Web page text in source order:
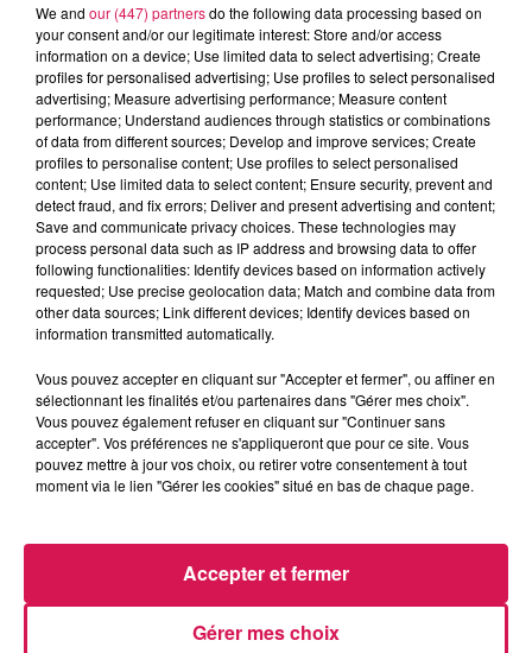
6h00 - 9h00
Le réveil de Canal FM
8h44
8h44
WOMACK
Teardrops
8h39
8h39
CHRISTOPHE WILLEM
Systaime
8h35
8h35
SHAKIRA
Underneath The
Clothes
LES ARTICLES LES PLUS CONSULTÉS
D'ORAGES CE LUNDI EN
We and our (447) partnersdo the following data processing based on
your consent and/or our legitimate interest: Store and/or access
information on a device; Use limited data to select advertising; Create
profiles for personalised advertising; Use profiles to select personalised
advertising; Measure advertising performance; Measure content
performance; Understand audiences through statistics or combinations
of data from different sources; Develop and improve services; Create
profiles to personalise content; Use profiles to select personalised
content; Use limited data to select content; Ensure security, prevent and
detect fraud, and fix errors; Deliver and present advertising and content;
Save and communicate privacy choices. These technologies may
process personal data such as IP address and browsing data to offer
following functionalities: Identify devices based on information actively
requested; Use precise geolocation data; Match and combine data from
other data sources; Link different devices; Identify devices based on
information transmitted automatically.
Vous pouvez accepter en cliquant sur "Accepter et fermer", ou affiner en
sélectionnant les finalités et/ou partenaires dans "Gérer mes choix".
Vous pouvez également refuser en cliquant sur "Continuer sans
accepter". Vos préférences ne s'appliqueront que pour ce site. Vous
pouvez mettre à jour vos choix, ou retirer votre consentement à tout
moment via le lien "Gérer les cookies" situé en bas de chaque page.
Gérer mes choix
Accepter et fermer